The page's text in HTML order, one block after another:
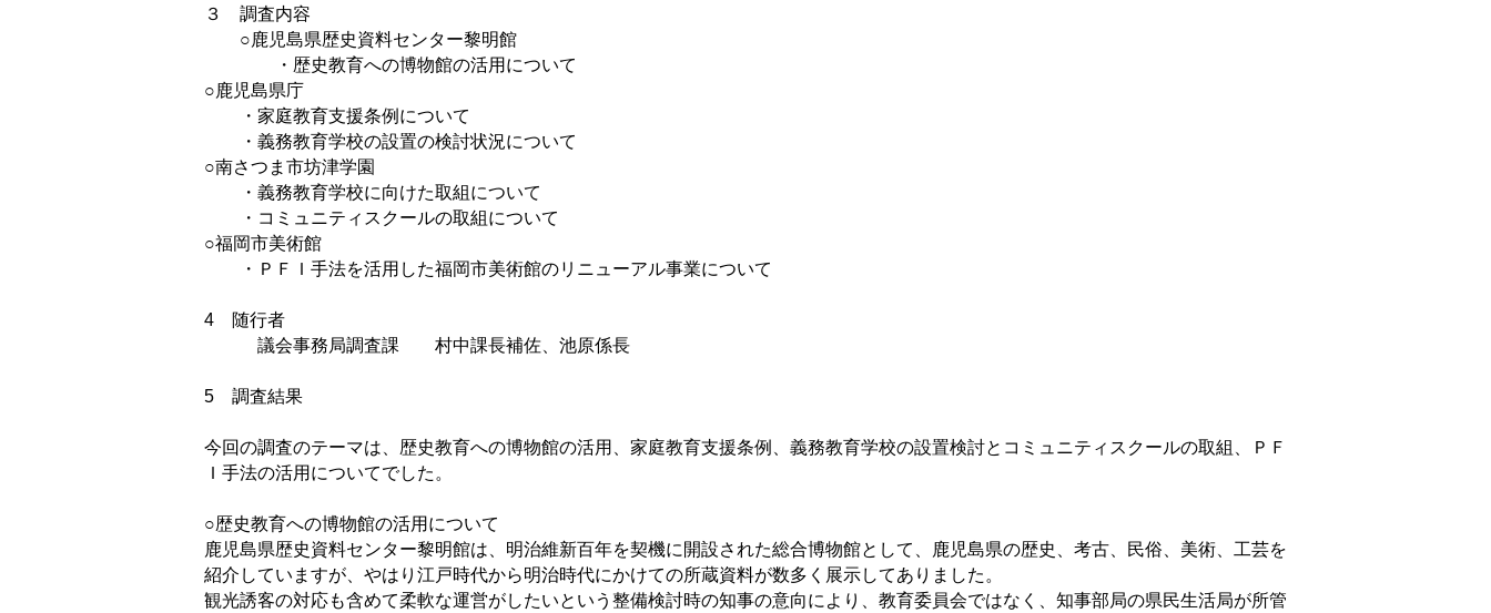
３ 調査内容
○鹿児島県歴史資料センター黎明館
・歴史教育への博物館の活用について
○鹿児島県庁
・家庭教育支援条例について
・義務教育学校の設置の検討状況について
○南さつま市坊津学園
・義務教育学校に向けた取組について
・コミュニティスクールの取組について
○福岡市美術館
・ＰＦＩ手法を活用した福岡市美術館のリニューアル事業について
4 随行者
議会事務局調査課 村中課長補佐、池原係長
5 調査結果
今回の調査のテーマは、歴史教育への博物館の活用、家庭教育支援条例、義務教育学校の設置検討とコミュニティスクールの取組、ＰＦ
Ｉ手法の活用についてでした。
○歴史教育への博物館の活用について
鹿児島県歴史資料センター黎明館は、明治維新百年を契機に開設された総合博物館として、鹿児島県の歴史、考古、民俗、美術、工芸を
紹介していますが、やはり江戸時代から明治時代にかけての所蔵資料が数多く展示してありました。
観光誘客の対応も含めて柔軟な運営がしたいという整備検討時の知事の意向により、教育委員会ではなく、知事部局の県民生活局が所管